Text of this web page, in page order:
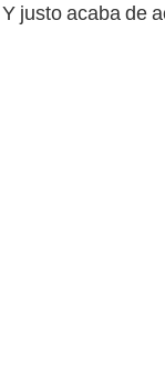
justo acaba de